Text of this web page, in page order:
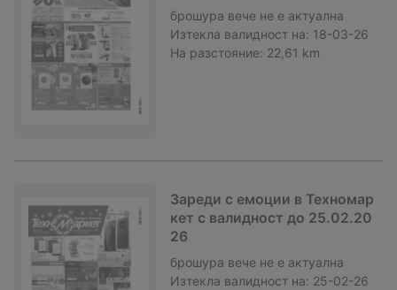
брошура вече не е актуална
Изтекла валидност на: 18-03-26
На разстояние: 22,61 km
Зареди с емоции в Техномар
кет с валидност до 25.02.20
26
брошура вече не е актуална
Изтекла валидност на: 25-02-26